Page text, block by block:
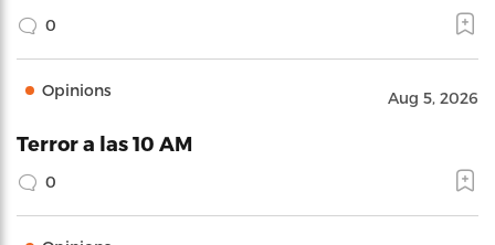
0
Opinions Aug 5, 2026
Terror a las 10 AM
0